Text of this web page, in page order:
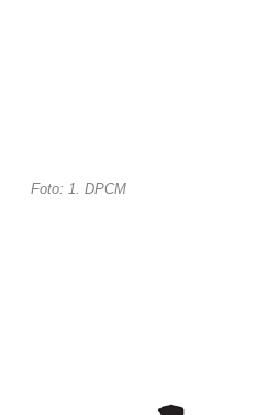
Foto: 1. DPCM